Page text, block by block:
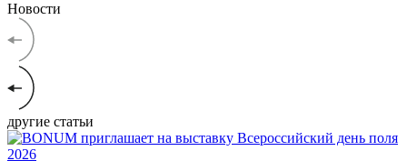
Новости
другие статьи